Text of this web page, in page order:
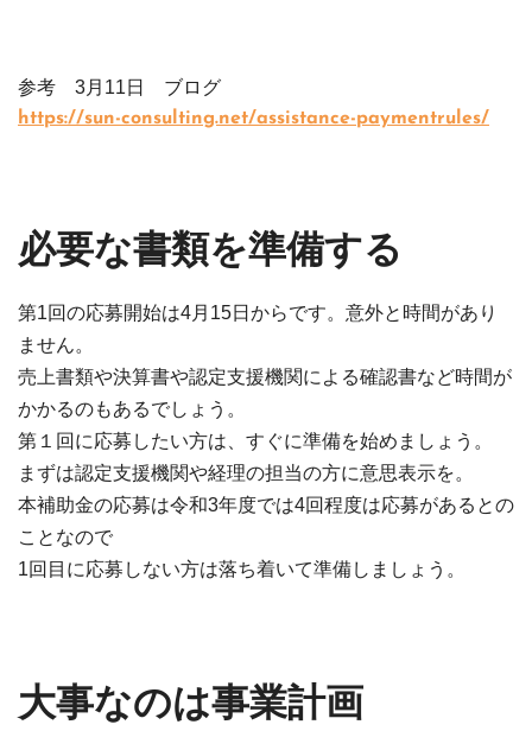
参考 3月11日 ブログ
https://sun-consulting.net/assistance-paymentrules/
必要な書類を準備する
第1回の応募開始は4月15日からです。意外と時間があり
ません。
売上書類や決算書や認定支援機関による確認書など時間が
かかるのもあるでしょう。
第１回に応募したい方は、すぐに準備を始めましょう。
まずは認定支援機関や経理の担当の方に意思表示を。
本補助金の応募は令和3年度では4回程度は応募があるとの
ことなので
1回目に応募しない方は落ち着いて準備しましょう。
大事なのは事業計画